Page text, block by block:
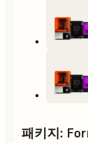
패키지: